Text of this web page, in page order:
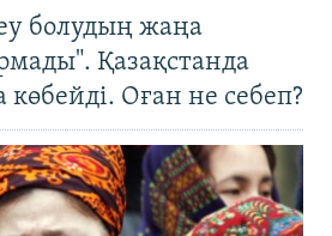
болудың жаңа
Қазақстанда
Оған не себеп?